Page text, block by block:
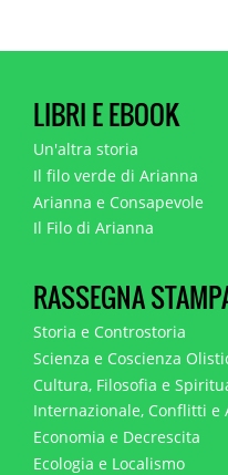
LIBRI E EBOOK
Un'altra storia
Il filo verde di Arianna
Arianna e Consapevole
Il Filo di Arianna
RASSEGNA
Storia e Controstoria
Scienza e Coscienza
Cultura, Filosofia e
Internazionale, Conflitti e
Economia e Decrescita
Ecologia e Localismo